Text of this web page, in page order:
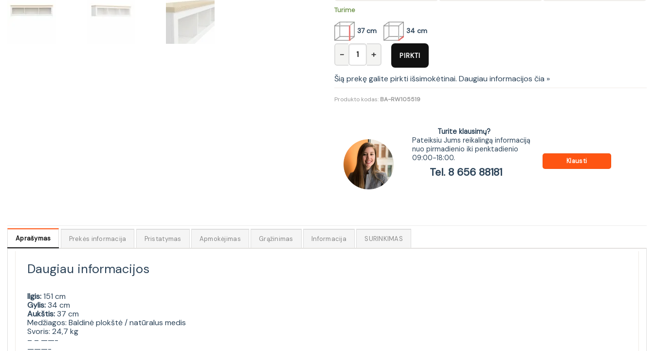
Turime
37 cm 34 cm
produkto kiekis: S369-SFW/150-BIM/BIC-KPL01
PIRKTI
Šią prekę galite pirkti išsimokėtinai. Daugiau informacijos čia »
Produkto kodas: BA-RW105519
Turite klausimų?
Pateiksiu Jums reikalingą informaciją
nuo pirmadienio iki penktadienio
09:00-18:00.
Tel. 8 656 88181
Klausti
Aprašymas Prekės informacija Pristatymas Apmokėjimas Grąžinimas Informacija SURINKIMAS
Daugiau informacijos
Ilgis:151 cm
Gylis:34 cm
Aukštis:37 cm
Medžiagos: Baldinė plokštė / natūralus medis
Svoris: 24,7 kg
– – ——-
———-